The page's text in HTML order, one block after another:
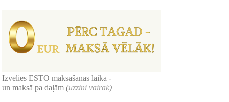
Izvēlies ESTO maksāšanas laikā -
un maksā pa daļām(uzzini vairāk)